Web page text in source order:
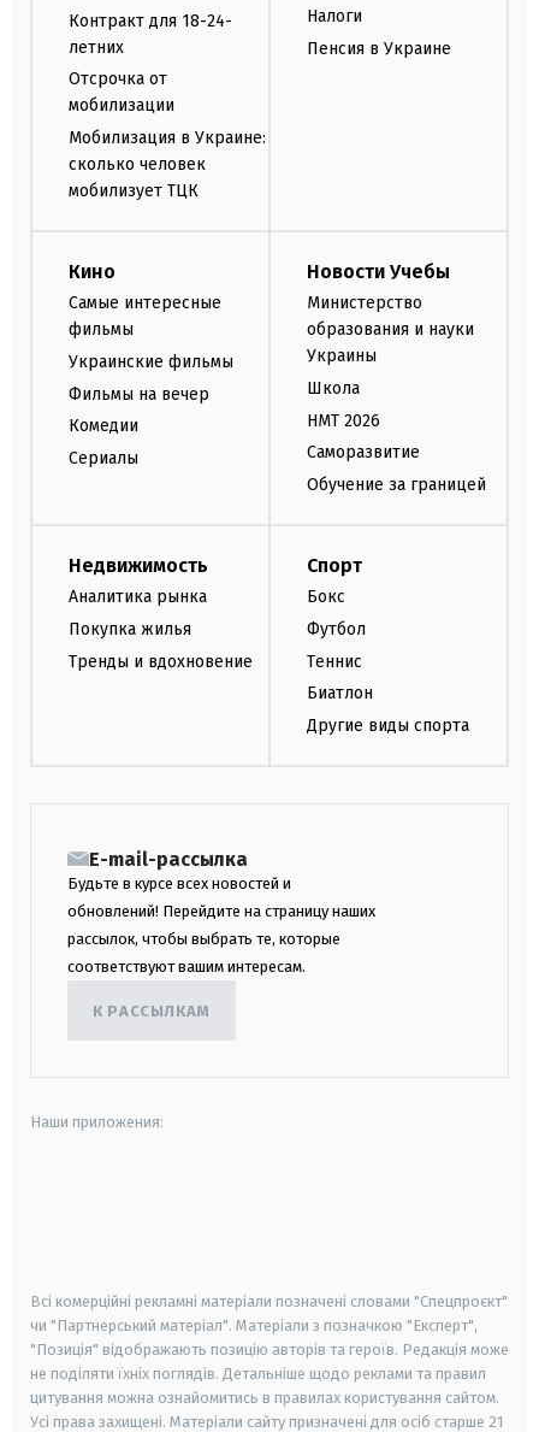
Контракт для 18-24-
летних
Отсрочка от
мобилизации
Мобилизация в Украине:
сколько человек
мобилизует ТЦК
Налоги
Пенсия в Украине
Кино
Самые интересные
фильмы
Украинские фильмы
Фильмы на вечер
Комедии
Сериалы
Новости Учебы
Министерство
образования и науки
Украины
Школа
НМТ 2026
Саморазвитие
Обучение за границей
Недвижимость
Аналитика рынка
Покупка жилья
Тренды и вдохновение
Спорт
Бокс
Футбол
Теннис
Биатлон
Другие виды спорта
E-mail-рассылка
Будьте в курсе всех новостей и
обновлений! Перейдите на страницу наших
рассылок, чтобы выбрать те, которые
соответствуют вашим интересам.
К РАССЫЛКАМ
Наши приложения:
Всі комерційні рекламні матеріали позначені словами "Спецпроєкт"
чи "Партнерський матеріал". Матеріали з позначкою "Експерт",
"Позиція" відображають позицію авторів та героїв. Редакція може
не поділяти їхніх поглядів. Детальніше щодо реклами та правил
цитування можна ознайомитись в правилах користування сайтом.
Усі права захищені. Матеріали сайту призначені для осіб старше 21